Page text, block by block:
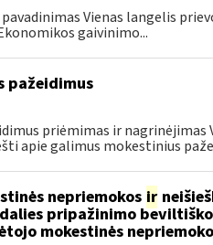
Vienas langelis
gaivinimo...
pažeidimus
priėmimas ir
apie galimus mokestinius
nepriemokos ir
dalies pripažinimo
mokestinės